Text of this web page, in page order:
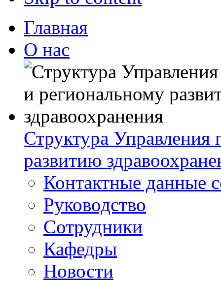
Главная
О нас
Структура
развитию
Контактные данные
Руководство
Сотрудники
Кафедры
Новости